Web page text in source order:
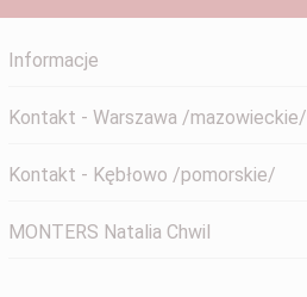
Informacje
Kontakt - Warszawa /mazowieckie/
Kontakt - Kębłowo /pomorskie/
MONTERS Natalia Chwil